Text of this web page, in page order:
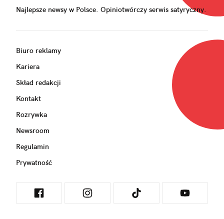
Najlepsze newsy w Polsce. Opiniotwórczy serwis satyryczny.
Biuro reklamy
Kariera
Skład redakcji
Kontakt
Rozrywka
Newsroom
Regulamin
Prywatność